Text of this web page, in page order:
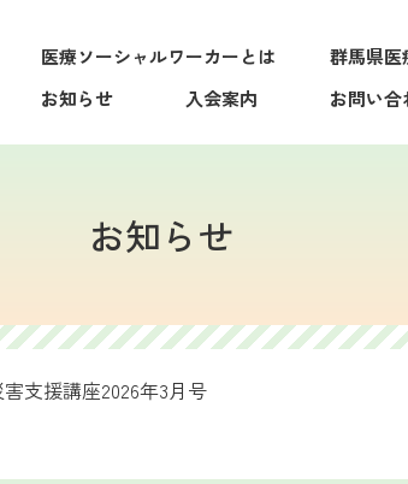
医療ソーシャルワーカーとは
群馬県医
お知らせ
入会案内 お問い合
お知らせ
害支援講座2026年3月号